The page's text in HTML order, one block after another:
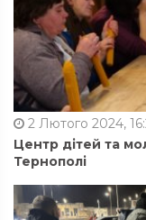
2 Лютого 2024,
Центр дітей та
Тернополі